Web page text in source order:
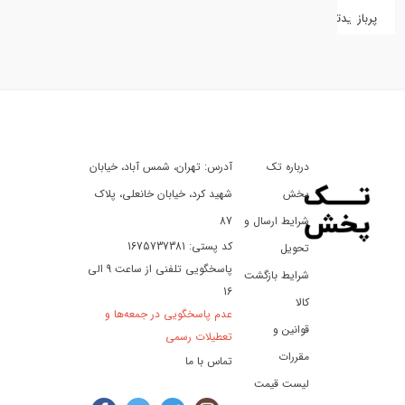
کفش
سفر
تفریح
پربازدیدترین
درباره تک
پخش
شرایط ارسال و
تحویل
شرایط بازگشت
کالا
قوانین و
مقررات
لیست قیمت
آدرس: تهران، شمس آباد، خیابان
شهید کرد، خیابان خانعلی، پلاک
87
کد پستی: 1675737381
پاسخگویی تلفنی از ساعت 9 الی
16
عدم پاسخگویی در جمعه‌ها و
تعطیلات رسمی
تماس با ما